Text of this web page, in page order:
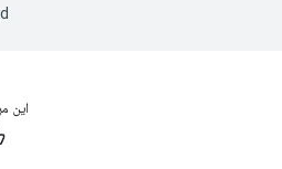
این